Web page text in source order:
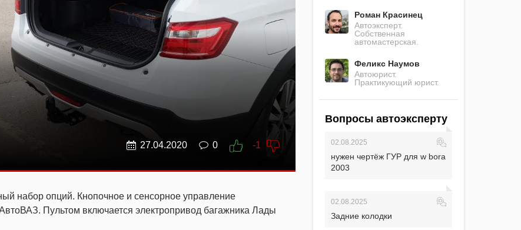
27.04.2020 0 -1
набор опций. Кнопочное и сенсорное управление
Пультом включается электропривод багажника Лады
Роман Красинец
Автоэксперт.
Собственная
автомастерская.
Феликс Наумов
Автоюрист.
Практикующий юрист.
Вопросы автоэксперту
02.08.2025
нужен чертёж ГУР для w bora
2003
02.08.2025
Задние колодки